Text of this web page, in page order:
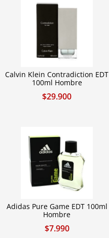
Calvin Klein Contradiction EDT
100ml Hombre
$29.900
Adidas Pure Game EDT 100ml
Hombre
$7.990